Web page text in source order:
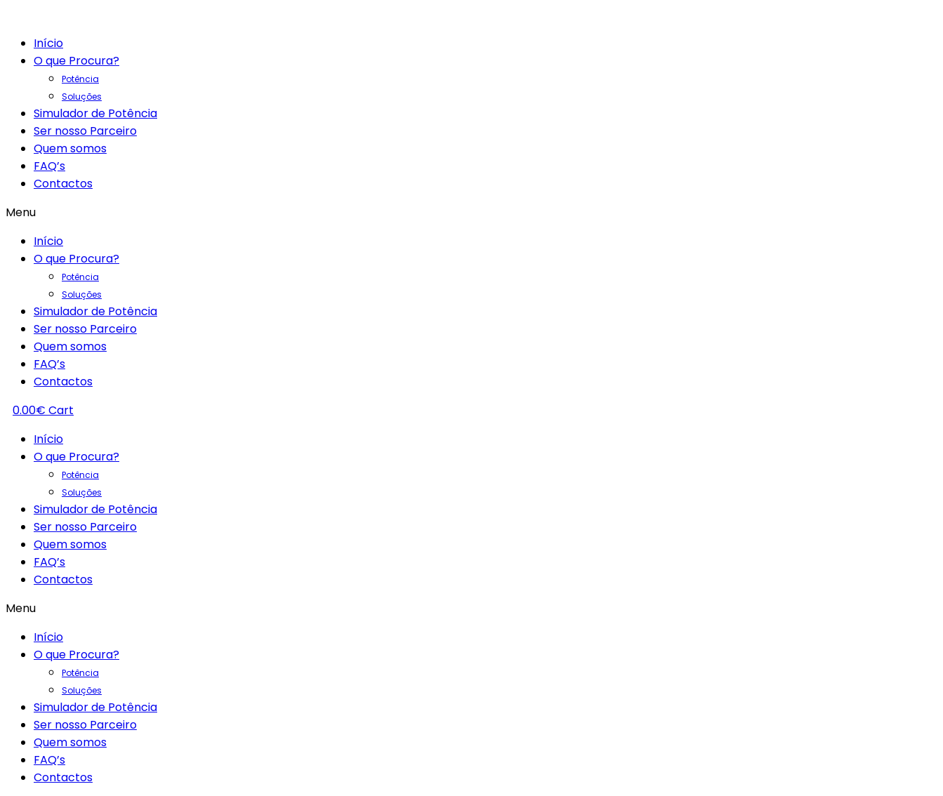
Início
O que Procura?
Potência
Soluções
Simulador de Potência
Ser nosso Parceiro
Quem somos
FAQ’s
Contactos
Menu
Início
O que Procura?
Potência
Soluções
Simulador de Potência
Ser nosso Parceiro
Quem somos
FAQ’s
Contactos
0.00€ Cart
Início
O que Procura?
Potência
Soluções
Simulador de Potência
Ser nosso Parceiro
Quem somos
FAQ’s
Contactos
Menu
Início
O que Procura?
Potência
Soluções
Simulador de Potência
Ser nosso Parceiro
Quem somos
FAQ’s
Contactos